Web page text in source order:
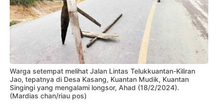
Warga setempat melihat Jalan Lintas Telukkuantan-Kiliran
Jao, tepatnya di Desa Kasang, Kuantan Mudik, Kuantan
Singingi yang mengalami longsor, Ahad (18/2/2024).
(Mardias chan/riau pos)